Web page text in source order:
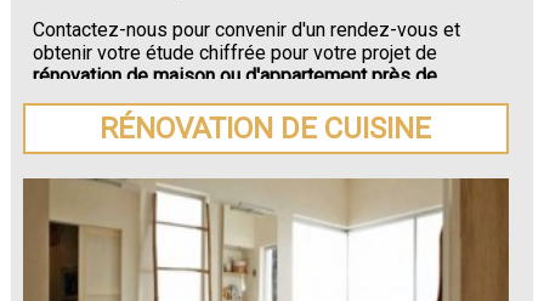
Contactez-nous pour convenir d'un rendez-vous et
obtenir votre étude chiffrée pour votre projet de
rénovation de maison ou d'appartement près de
Ebersheim.
RÉNOVATION DE CUISINE